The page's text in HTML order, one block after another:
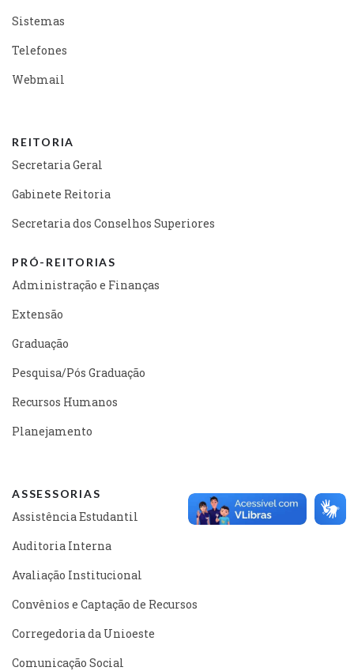
Sistemas
Telefones
Webmail
REITORIA
Secretaria Geral
Gabinete Reitoria
Secretaria dos Conselhos Superiores
PRÓ-REITORIAS
Administração e Finanças
Extensão
Graduação
Pesquisa/Pós Graduação
Recursos Humanos
Planejamento
ASSESSORIAS
Assistência Estudantil
Auditoria Interna
Avaliação Institucional
Convênios e Captação de Recursos
Corregedoria da Unioeste
Comunicação Social